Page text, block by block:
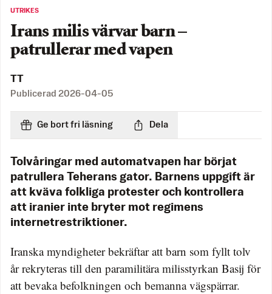
UTRIKES
Irans milis värvar barn –
patrullerar med vapen
TT
Publicerad 2026-04-05
Ge bort fri läsning Dela
Tolvåringar med automatvapen har börjat
patrullera Teherans gator. Barnens uppgift är
att kväva folkliga protester och kontrollera
att iranier inte bryter mot regimens
internetrestriktioner.
Iranska myndigheter bekräftar att barn som fyllt tolv
år rekryteras till den paramilitära milisstyrkan Basij för
att bevaka befolkningen och bemanna vägspärrar.